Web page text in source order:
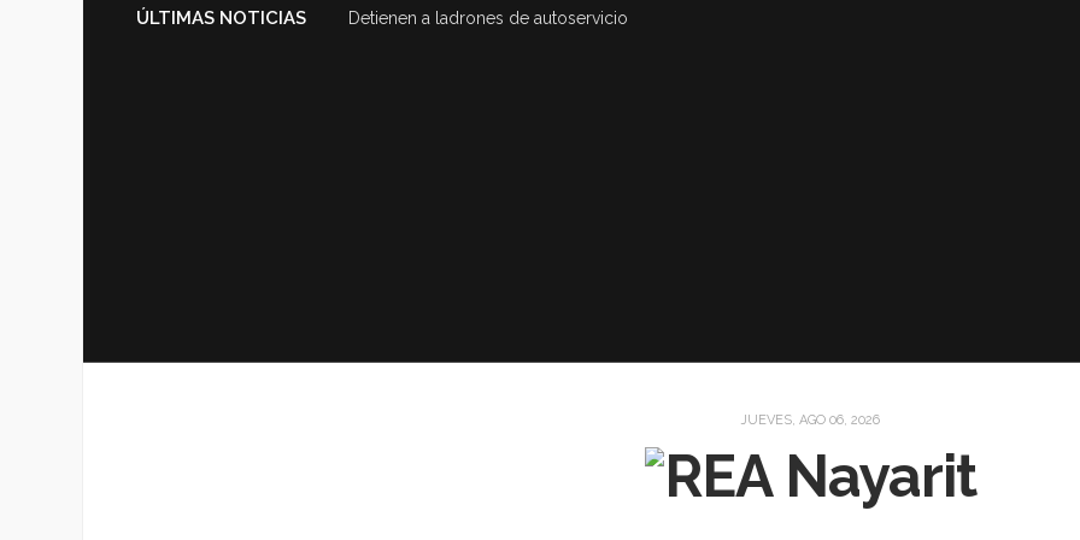
ÚLTIMAS NOTICIAS Detienen a ladrones de autoservicio
JUEVES, AGO 06, 2026